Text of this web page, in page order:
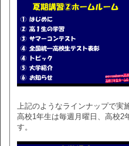
上記のようなラインナップで実
高校1年生は毎週月曜日、高校2
す。